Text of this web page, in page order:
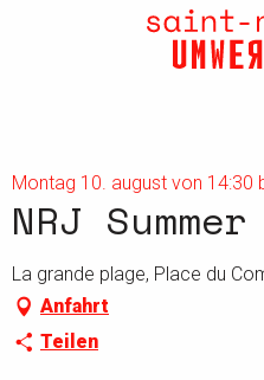
Montag 10. august von 14:30
NRJ
La grande plage, Place du
Anfahrt
Teilen